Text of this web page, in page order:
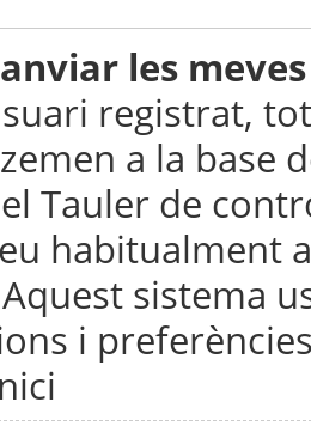
les
registrat,
a la
Tauler de
habitualment
sistema
i